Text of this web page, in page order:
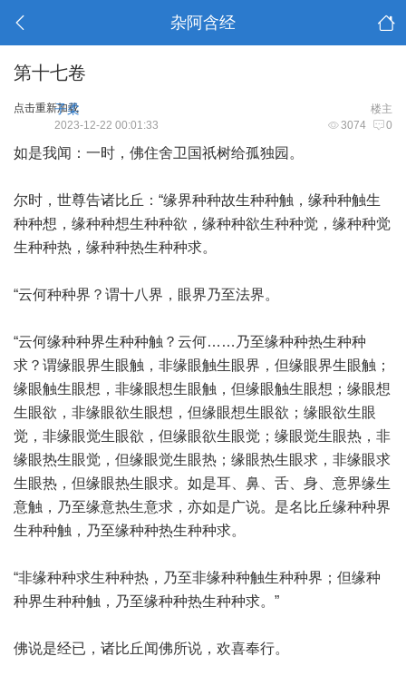
杂阿含经
第十七卷
点击重新加载 楼主
子柔
3074 0
2023-12-22 00:01:33
如是我闻：一时，佛住舍卫国祇树给孤独园。
尔时，世尊告诸比丘：“缘界种种故生种种触，缘种种触生
种种想，缘种种想生种种欲，缘种种欲生种种觉，缘种种觉
生种种热，缘种种热生种种求。
“云何种种界？谓十八界，眼界乃至法界。
“云何缘种种界生种种触？云何……乃至缘种种热生种种
求？谓缘眼界生眼触，非缘眼触生眼界，但缘眼界生眼触；
缘眼触生眼想，非缘眼想生眼触，但缘眼触生眼想；缘眼想
生眼欲，非缘眼欲生眼想，但缘眼想生眼欲；缘眼欲生眼
觉，非缘眼觉生眼欲，但缘眼欲生眼觉；缘眼觉生眼热，非
缘眼热生眼觉，但缘眼觉生眼热；缘眼热生眼求，非缘眼求
生眼热，但缘眼热生眼求。如是耳、鼻、舌、身、意界缘生
意触，乃至缘意热生意求，亦如是广说。是名比丘缘种种界
生种种触，乃至缘种种热生种种求。
“非缘种种求生种种热，乃至非缘种种触生种种界；但缘种
种界生种种触，乃至缘种种热生种种求。”
佛说是经已，诸比丘闻佛所说，欢喜奉行。